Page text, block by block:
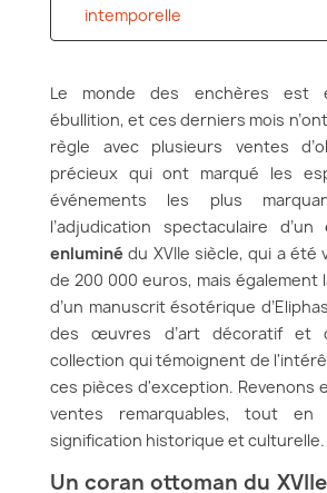
intemporelle
Le monde des enchères est
ébullition, et ces derniers mois
règle avec plusieurs ventes
précieux qui ont marqué les
événements les plus
l’adjudication spectaculaire d’un
enluminé du XVIIe siècle, qui a été
de 200 000 euros, mais également
d’un manuscrit ésotérique
des œuvres d’art décoratif et
collection qui témoignent de
ces pièces d'exception. Revenons
ventes remarquables, tout en
signification historique et culturelle.
Un coran ottoman du